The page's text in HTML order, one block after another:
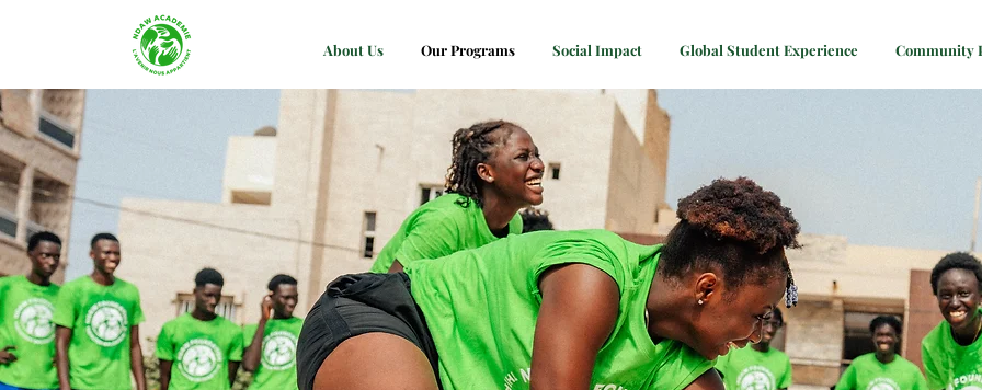
About Us Our Programs Social Impact Global Student Experience Community